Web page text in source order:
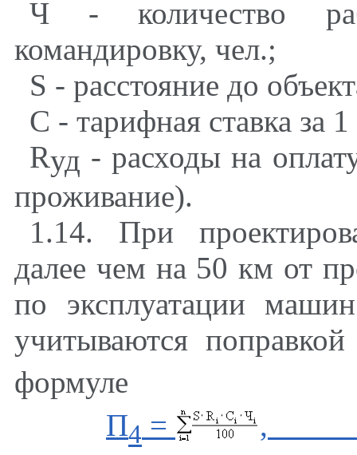
Ч - количество
командировку, чел.;
S - расстояние до
С - тарифная ставка за
Rуд - расходы на
проживание).
1.14. При
далее чем на 50 км от
по эксплуатации
учитываются
формуле
П4 =
,